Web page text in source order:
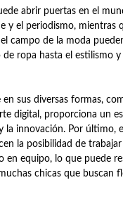
abrir puertas en el
y el periodismo, mientras
campo de la moda
de ropa hasta el estilismo y
en sus diversas formas,
digital, proporciona un
la innovación. Por último,
la posibilidad de trabajar
en equipo, lo que puede
chicas que buscan